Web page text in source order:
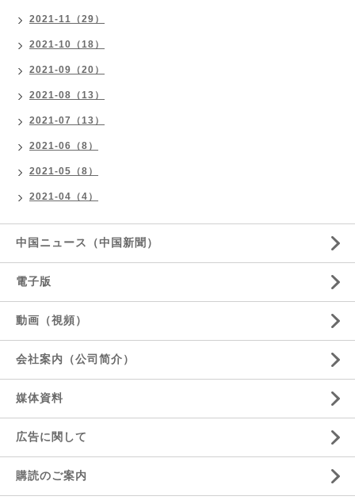
2021-11（29）
2021-10（18）
2021-09（20）
2021-08（13）
2021-07（13）
2021-06（8）
2021-05（8）
2021-04（4）
中国ニュース（中国新聞）
電子版
動画（視頻）
会社案内（公司简介）
媒体資料
広告に関して
購読のご案内